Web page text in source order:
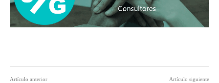
Artículo anterior Artículo siguiente